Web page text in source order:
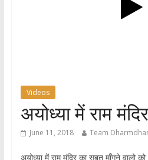
Videos
अयोध्या में राम
June 11, 2018 Team
अयोध्या में राम मंदिर का सबूत माँगने वालो